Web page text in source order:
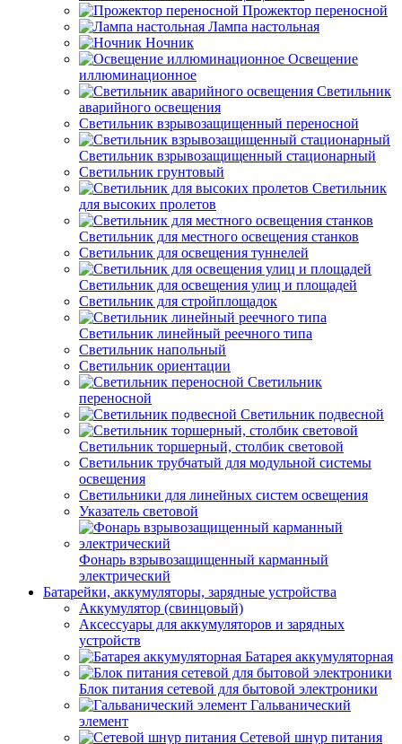
Прожектор переносной
Лампа настольная
Ночник
Освещение
иллюминационное
Светильник
аварийного освещения
Светильник взрывозащищенный переносной
Светильник взрывозащищенный стационарный
Светильник грунтовый
Светильник
для высоких пролетов
Светильник для местного освещения станков
Светильник для освещения туннелей
Светильник для освещения улиц и площадей
Светильник для стройплощадок
Светильник линейный реечного типа
Светильник напольный
Светильник ориентации
Светильник
переносной
Светильник подвесной
Светильник торшерный, столбик световой
Светильник трубчатый для модульной системы
освещения
Светильники для линейных систем освещения
Указатель световой
Фонарь взрывозащищенный карманный
электрический
Батарейки, аккумуляторы, зарядные устройства
Аккумулятор (свинцовый)
Аксессуары для аккумуляторов и зарядных
устройств
Батарея аккумуляторная
Блок питания сетевой для бытовой электроники
Гальванический
элемент
Сетевой шнур питания